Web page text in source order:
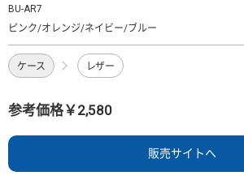
BU-AR7
ピンク/オレンジ/ネイビー/ブルー
ケース レザー
参考価格￥2,580
販売サイトへ